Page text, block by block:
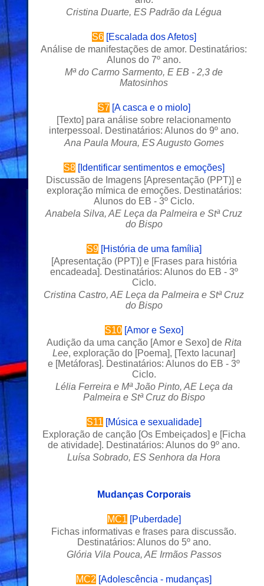
Cristina Duarte, ES Padrão da Légua
S6[Escalada dos Afetos]
Análise de manifestações de amor. Destinatários:
Alunos do 7º ano.
Mªdo Carmo Sarmento, E EB - 2,3 de
Matosinhos
S7[A casca e o miolo]
[Texto] para análise sobre relacionamento
interpessoal. Destinatários: Alunos do 9º ano.
Ana Paula Moura, ES Augusto Gomes
S8 [Identificar sentimentos e emoções]
Discussão de Imagens [Apresentação (PPT)] e
exploração mímica de emoções. Destinatários:
Alunos do EB - 3º Ciclo.
Anabela Silva, AE Leça da Palmeira e Stª Cruz
do Bispo
S9[História de uma família]
[Apresentação (PPT)] e [Frases para história
encadeada]. Destinatários: Alunos do EB - 3º
Ciclo.
Cristina Castro, AE Leça da Palmeira e Stª Cruz
do Bispo
S10 [Amor e Sexo]
Audição da uma canção [Amor e Sexo] de Rita
Lee, exploração do [Poema], [Texto lacunar]
e [Metáforas]. Destinatários: Alunos do EB - 3º
Ciclo.
Lélia Ferreira e Mª João Pinto, AE Leça da
Palmeira e Stª Cruz do Bispo
S11 [Música e sexualidade]
Exploração de canção[Os Embeiçados] e [Ficha
de atividade]. Destinatários: Alunos do 9º ano.
Luísa Sobrado, ES Senhora da Hora
Mudanças Corporais
MC1 [Puberdade]
Fichas informativas e frases para discussão.
Destinatários: Alunos do 5º ano.
Glória Vila Pouca, AE Irmãos Passos
MC2 [Adolescência - mudanças]